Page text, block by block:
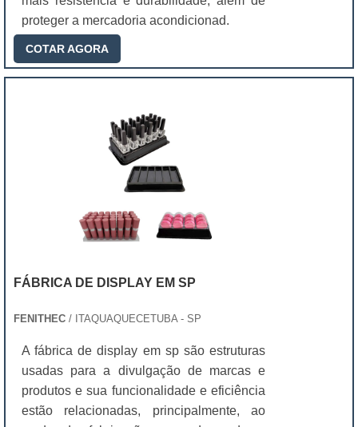
proteger a mercadoria acondicionad.
COTAR AGORA
FÁBRICA DE DISPLAY EM SP
FENITHEC / ITAQUAQUECETUBA - SP
A fábrica de display em sp são estruturas
usadas para a divulgação de marcas e
produtos e sua funcionalidade e eficiência
estão relacionadas, principalmente, ao